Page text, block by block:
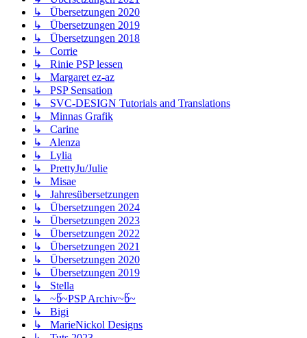
↳ Übersetzungen 2020
↳ Übersetzungen 2019
↳ Übersetzungen 2018
↳ Corrie
↳ Rinie PSP lessen
↳ Margaret ez-az
↳ PSP Sensation
↳ SVC-DESIGN Tutorials and Translations
↳ Minnas Grafik
↳ Carine
↳ Alenza
↳ Lylia
↳ PrettyJu/Julie
↳ Misae
↳ Jahresübersetzungen
↳ Übersetzungen 2024
↳ Übersetzungen 2023
↳ Übersetzungen 2022
↳ Übersetzungen 2021
↳ Übersetzungen 2020
↳ Übersetzungen 2019
↳ Stella
↳ ~წ~PSP Archiv~წ~
↳ Bigi
↳ MarieNickol Designs